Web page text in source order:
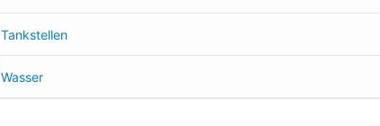
Tankstellen
Wasser